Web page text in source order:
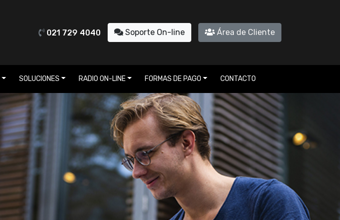
021 729 4040 Soporte On-line Área de Cliente
SOLUCIONES RADIO ON-LINE FORMAS DE PAGO CONTACTO